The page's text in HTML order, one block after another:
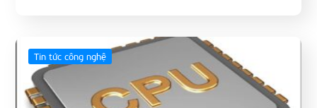
Tin tức công nghệ